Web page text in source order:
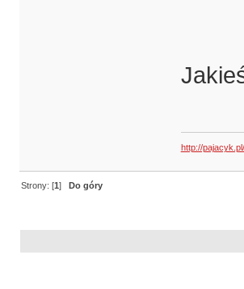
http://pajacyk.pl/
Strony: [1]Do góry